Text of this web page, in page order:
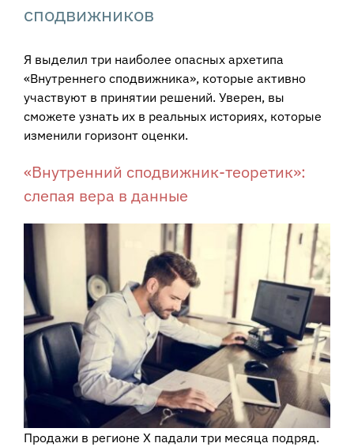
сподвижников
Я выделил три наиболее опасных архетипа
«Внутреннего сподвижника», которые активно
участвуют в принятии решений. Уверен, вы
сможете узнать их в реальных историях, которые
изменили горизонт оценки.
«Внутренний сподвижник-теоретик»:
слепая вера в данные
Продажи в регионе X падали три месяца подряд.